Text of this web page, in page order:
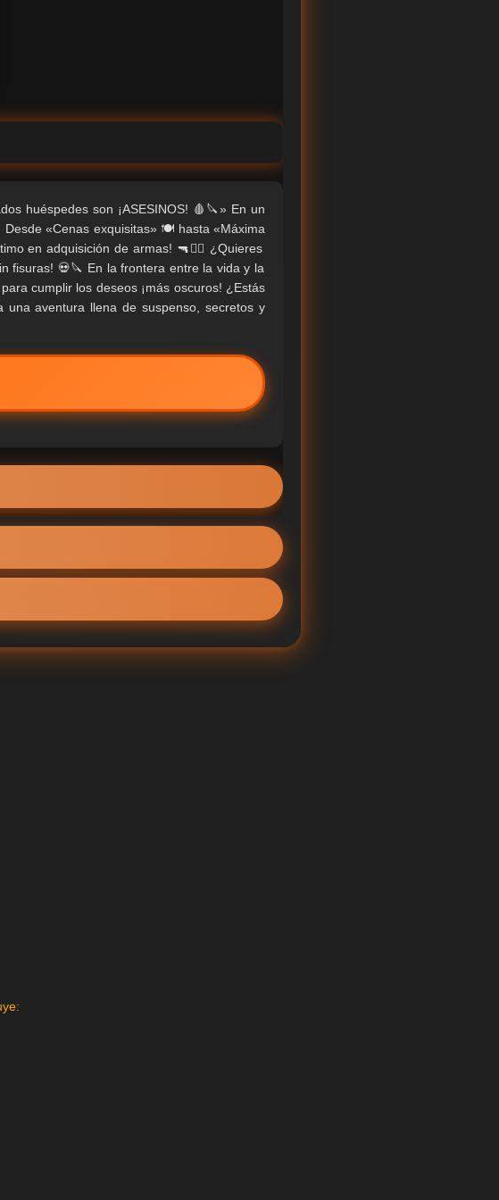
huéspedes son ¡ASESINOS! 🩸🔪» En un
Desde «Cenas exquisitas» 🍽️ hasta «Máxima
en adquisición de armas! 🔫🕵️‍♀️ ¿Quieres
fisuras! 💀🔪 En la frontera entre la vida y la
cumplir los deseos ¡más oscuros! ¿Estás
aventura llena de suspenso, secretos y